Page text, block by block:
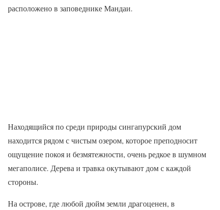
расположено в заповеднике Мандаи.
Находящийся по среди природы сингапурский дом
находится рядом с чистым озером, которое преподносит
ощущение покоя и безмятежности, очень редкое в шумном
мегаполисе. Дерева и травка окутывают дом с каждой
стороны.
На острове, где любой дюйм земли драгоценен, в